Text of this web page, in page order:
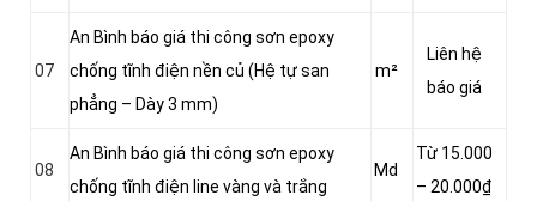
07
An Bình báo giá thi công sơn epoxy
chống tĩnh điện nền củ (Hệ tự san
phẳng – Dày 3 mm)
m²
Liên hệ
báo giá
08
An Bình báo giá thi công sơn epoxy
chống tĩnh điện line vàng và trắng
Md
Từ 15.000
– 20.000₫